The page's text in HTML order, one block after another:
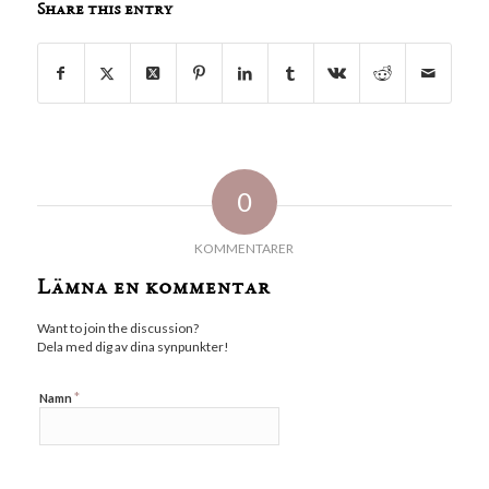
Share this entry
0
KOMMENTARER
Lämna en kommentar
Want to join the discussion?
Dela med dig av dina synpunkter!
Namn *